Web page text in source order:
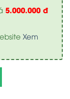
5.000.000 đ
Xem